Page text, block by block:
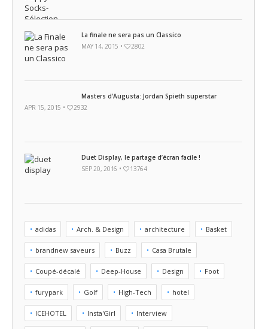
La finale ne sera pas un Classico
MAY 14, 2015 •
2802
Masters d’Augusta: Jordan Spieth superstar
APR 15, 2015 •
2932
Duet Display, le partage d’écran facile !
SEP 20, 2016 •
13764
adidas Arch. & Design architecture Basket
brandnew saveurs Buzz Casa Brutale
Coupé-décalé Deep-House Design Foot
furypark Golf High-Tech hotel
ICEHOTEL Insta'Girl Interview